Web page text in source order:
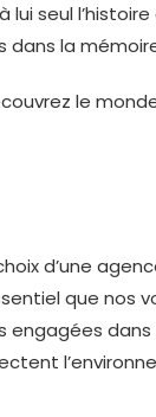
seul
la
d’une
que nos
engagées